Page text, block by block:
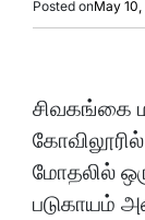
Posted onMay 10,
சிவகங்கை
கோவிலூரில்
மோதலில்
படுகாயம்